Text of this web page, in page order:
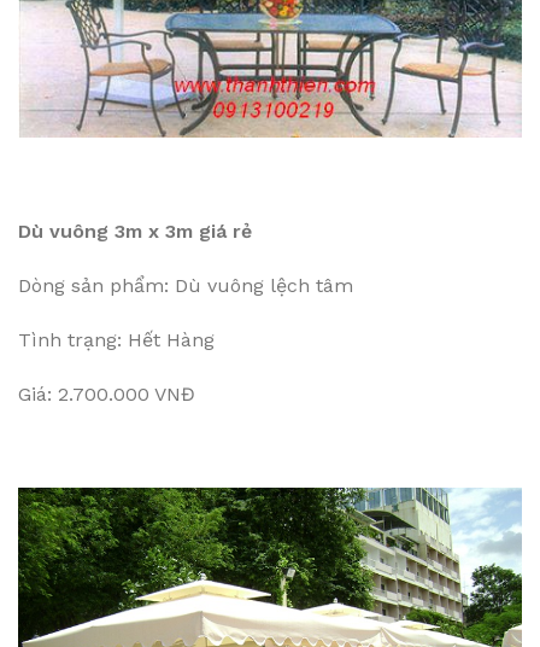
Dù vuông 3m x 3m giá rẻ
Dòng sản phẩm: Dù vuông lệch tâm
Tình trạng: Hết Hàng
Giá: 2.700.000 VNĐ